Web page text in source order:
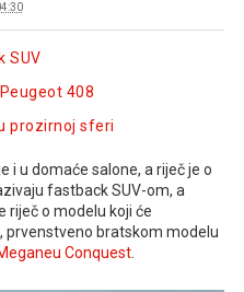
SUV
408
prozirnoj sferi
i u domaće salone, a riječ je o
fastback SUV-om, a
riječ o modelu koji će
prvenstveno bratskom modelu
Conquest.